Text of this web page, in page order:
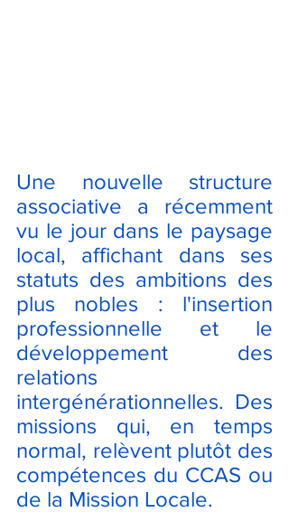
Une nouvelle structure
associative a récemment
vu le jour dans le paysage
local, affichant dans ses
statuts des ambitions des
plus nobles : l'insertion
professionnelle et le
développement des
relations
intergénérationnelles. Des
missions qui, en temps
normal, relèvent plutôt des
compétences du CCAS ou
de la Mission Locale.